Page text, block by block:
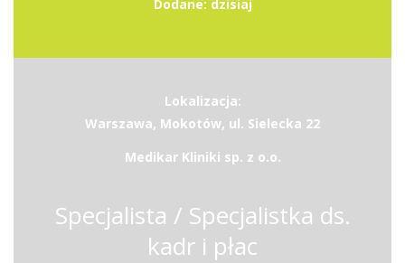
Dodane: dzisiaj
Lokalizacja:
Warszawa, Mokotów, ul. Sielecka 22
Medikar Kliniki sp. z o.o.
Specjalista / Specjalistka ds.
kadr i płac